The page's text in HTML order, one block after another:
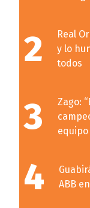
2
Real
y lo
todos
3
Zago:
equipo
4
ABB